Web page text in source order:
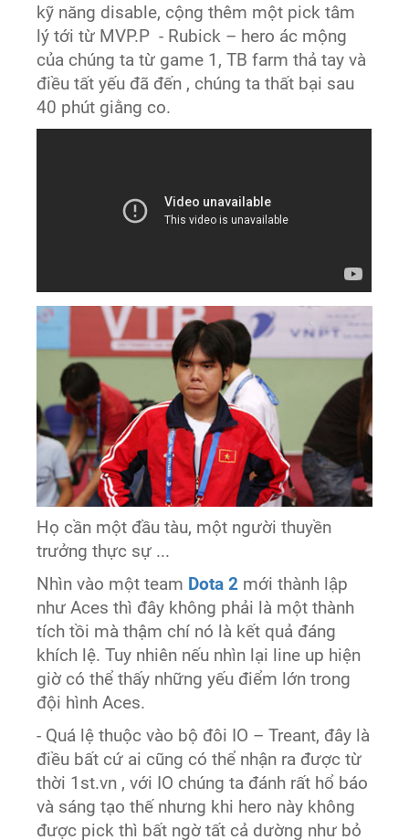
kỹ năng disable, cộng thêm một pick tâm
lý tới từ MVP.P - Rubick – hero ác mộng
của chúng ta từ game 1, TB farm thả tay và
điều tất yếu đã đến , chúng ta thất bại sau
40 phút giằng co.
Họ cần một đầu tàu, một người thuyền
trưởng thực sự ...
Nhìn vào một team Dota 2 mới thành lập
như Aces thì đây không phải là một thành
tích tồi mà thậm chí nó là kết quả đáng
khích lệ. Tuy nhiên nếu nhìn lại line up hiện
giờ có thể thấy những yếu điểm lớn trong
đội hình Aces.
- Quá lệ thuộc vào bộ đôi IO – Treant, đây là
điều bất cứ ai cũng có thể nhận ra được từ
thời 1st.vn , với IO chúng ta đánh rất hổ báo
và sáng tạo thế nhưng khi hero này không
được pick thì bất ngờ tất cả dường như bỏ